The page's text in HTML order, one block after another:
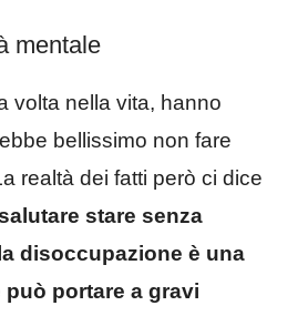
mentale
volta nella vita, hanno
bellissimo non fare
realtà dei fatti però ci dice
stare senza
disoccupazione è una
portare a gravi